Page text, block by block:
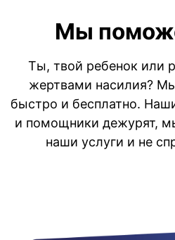
Мы
Ты, твой ребенок или
жертвами насилия?
быстро и бесплатно.
и помощники дежурят,
наши услуги и не